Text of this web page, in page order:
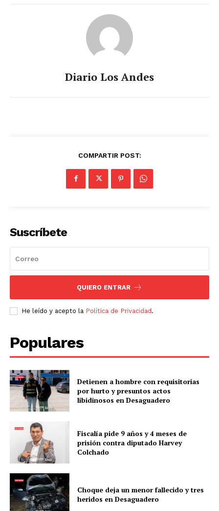
Diario Los Andes
COMPARTIR POST:
Suscríbete
QUIERO ENTRAR
He leído y acepto la Política de Privacidad.
Populares
Detienen a hombre con requisitorias
por hurto y presuntos actos
libidinosos en Desaguadero
Fiscalía pide 9 años y 4 meses de
prisión contra diputado Harvey
Colchado
Choque deja un menor fallecido y tres
heridos en Desaguadero